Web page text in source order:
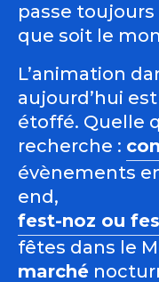
passe
que soit le
L’animation
aujourd’hui
étoffé. Quelle
recherche :
évènements
end,
fest-noz ou
fêtes dans le
marché